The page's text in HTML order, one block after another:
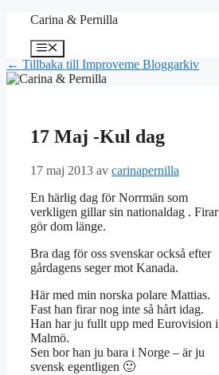
Hoppa
innehåll
Carina & Pernilla
Meny
← Tillbaka till Improveme Bloggarkiv
17 Maj -Kul dag
17 maj 2013 av carinapernilla
En härlig dag för Norrmän som
verkligen gillar sin nationaldag . Firar
gör dom länge.
Bra dag för oss svenskar också efter
gårdagens seger mot Kanada.
Här med min norska polare Mattias.
Fast han firar nog inte så hårt idag.
Han har ju fullt upp med Eurovision i
Malmö.
Sen bor han ju bara i Norge – är ju
svensk egentligen 🙂